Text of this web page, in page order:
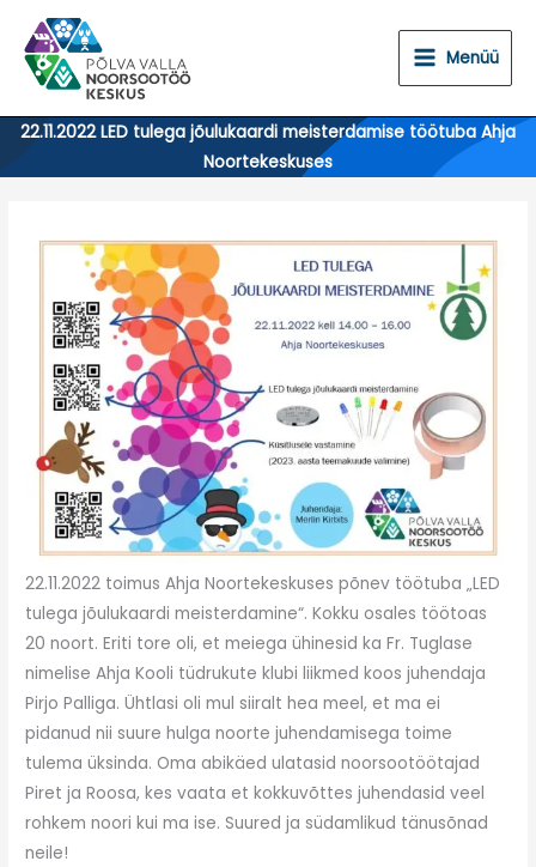
content
Menüü
22.11.2022 LED tulega jõulukaardi meisterdamise töötuba Ahja
Noortekeskuses
22.11.2022 toimus Ahja Noortekeskuses põnev töötuba „LED
tulega jõulukaardi meisterdamine“. Kokku osales töötoas
20 noort. Eriti tore oli, et meiega ühinesid ka Fr. Tuglase
nimelise Ahja Kooli tüdrukute klubi liikmed koos juhendaja
Pirjo Palliga. Ühtlasi oli mul siiralt hea meel, et ma ei
pidanud nii suure hulga noorte juhendamisega toime
tulema üksinda. Oma abikäed ulatasid noorsootöötajad
Piret ja Roosa, kes vaata et kokkuvõttes juhendasid veel
rohkem noori kui ma ise. Suured ja südamlikud tänusõnad
neile!